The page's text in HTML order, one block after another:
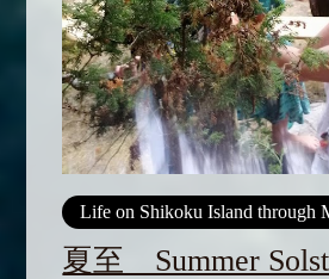
Life on Shikoku Island through
夏至 Summer